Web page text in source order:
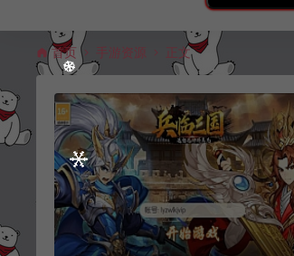
首页 手游资源 正文